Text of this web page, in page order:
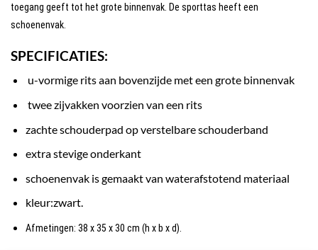
toegang geeft tot het grote binnenvak. De sporttas heeft een
schoenenvak.
SPECIFICATIES:
u-vormige rits aan bovenzijde met een grote binnenvak
twee zijvakken voorzien van een rits
zachte schouderpad op verstelbare schouderband
extra stevige onderkant
schoenenvak is gemaakt van waterafstotend materiaal
kleur:zwart.
Afmetingen: 38 x 35 x 30 cm (h x b x d).